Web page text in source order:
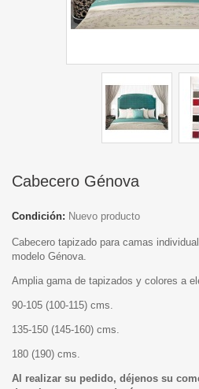
Cabecero Génova
Condición: Nuevo producto
Cabecero tapizado para camas
modelo Génova.
Amplia gama de tapizados y colores a
90-105 (100-115) cms.
135-150 (145-160) cms.
180 (190) cms.
Al realizar su pedido, déjenos su